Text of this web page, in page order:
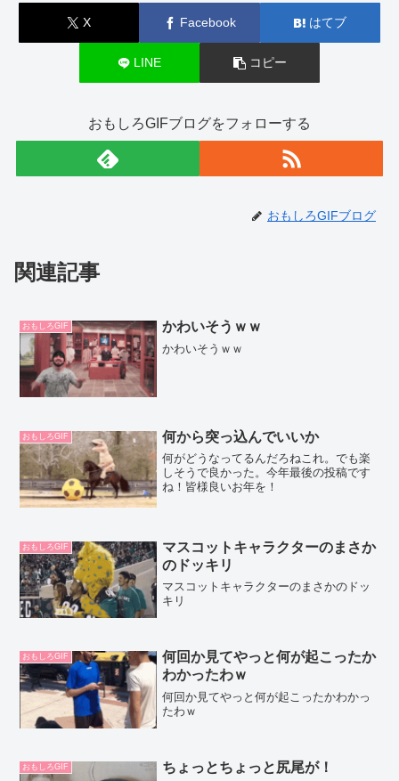
o
o
X Facebook はてブ
LINE コピー
おもしろGIFブログをフォローする
おもしろGIFブログ
関連記事
おもしろGIF かわいそうｗｗ
かわいそうｗｗ
おもしろGIF 何から突っ込んでいいか
何がどうなってるんだろねこれ。でも楽
しそうで良かった。今年最後の投稿です
ね！皆様良いお年を！
おもしろGIF
マスコットキャラクターのまさか
のドッキリ
マスコットキャラクターのまさかのドッ
キリ
おもしろGIF
何回か見てやっと何が起こったか
わかったわｗ
何回か見てやっと何が起こったかわかっ
たわｗ
おもしろGIF ちょっとちょっと尻尾が！